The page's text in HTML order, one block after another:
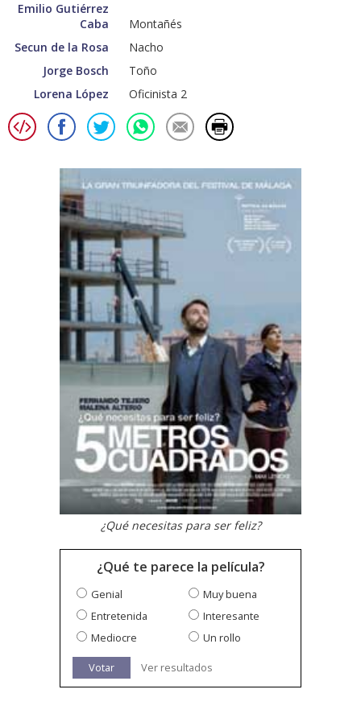
Emilio Gutiérrez
Caba
Montañés
Secun de la Rosa
Nacho
Jorge Bosch
Toño
Lorena López
Oficinista 2
¿Qué necesitas para ser feliz?
¿Qué te parece la película?
Genial
Muy buena
Entretenida
Interesante
Mediocre
Un rollo
Votar Ver resultados